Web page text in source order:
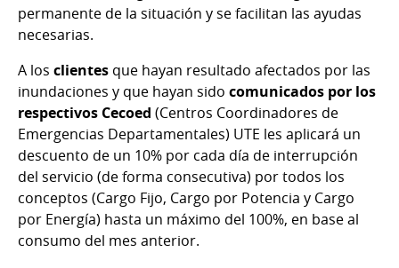
permanente de la situación y se facilitan las ayudas
necesarias.
A los clientes que hayan resultado afectados por las
inundaciones y que hayan sido comunicados por los
respectivos Cecoed (Centros Coordinadores de
Emergencias Departamentales) UTE les aplicará un
descuento de un 10% por cada día de interrupción
del servicio (de forma consecutiva) por todos los
conceptos (Cargo Fijo, Cargo por Potencia y Cargo
por Energía) hasta un máximo del 100%, en base al
consumo del mes anterior.